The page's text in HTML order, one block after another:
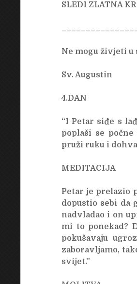
SLEDI ZLATNA
Ne mogu živjeti u
Sv. Augustin
4.DAN
“I Petar siđe s
poplaši se
pruži ruku i
MEDITACIJA
Petar je prelazio
dopustio sebi da
nadvladao i on
mi to ponekad?
pokušavaju
zaboravljamo,
svijet.”